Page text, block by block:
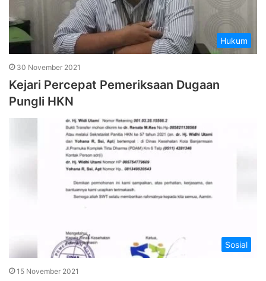
Hukum
30 November 2021
Kejari Percepat Pemeriksaan Dugaan
Pungli HKN
Sosial
15 November 2021